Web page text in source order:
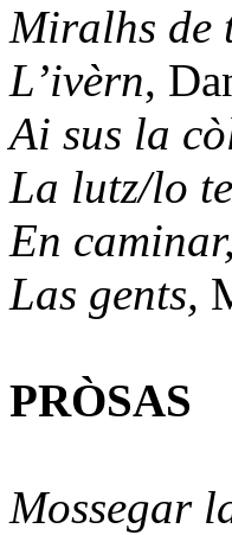
Miralhs de
L’ivèrn,
Ai sus la
La lutz/lo
En
Las gents,
PRÒSAS
Mossegar